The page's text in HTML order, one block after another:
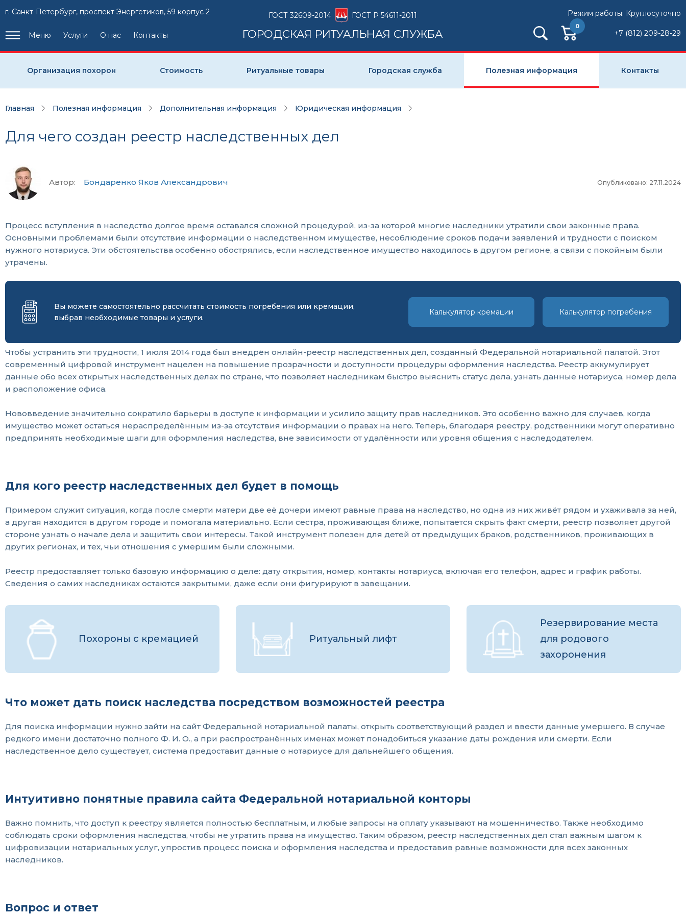
г. Санкт-Петербург, проспект Энергетиков, 59 корпус 2
Меню Услуги О нас Контакты
ГОСТ 32609-2014 ГОСТ Р 54611-2011
ГОРОДСКАЯ РИТУАЛЬНАЯ СЛУЖБА
Режим работы: Круглосуточно
0
+7 (812) 209-28-29
Организация похорон Стоимость Ритуальные товары Городская служба Полезная информация Контакты
Главная Полезная информация Дополнительная информация Юридическая информация
Для чего создан реестр наследственных дел
Автор: Бондаренко Яков Александрович Опубликовано: 27.11.2024
Процесс вступления в наследство долгое время оставался сложной процедурой, из-за которой многие наследники утратили свои законные права.
Основными проблемами были отсутствие информации о наследственном имуществе, несоблюдение сроков подачи заявлений и трудности с поиском
нужного нотариуса. Эти обстоятельства особенно обострялись, если наследственное имущество находилось в другом регионе, а связи с покойным были
утрачены.
Вы можете самостоятельно рассчитать стоимость погребения или кремации,
выбрав необходимые товары и услуги.
Калькулятор кремации Калькулятор погребения
Чтобы устранить эти трудности, 1 июля 2014 года был внедрён онлайн-реестр наследственных дел, созданный Федеральной нотариальной палатой. Этот
современный цифровой инструмент нацелен на повышение прозрачности и доступности процедуры оформления наследства. Реестр аккумулирует
данные обо всех открытых наследственных делах по стране, что позволяет наследникам быстро выяснить статус дела, узнать данные нотариуса, номер дела
и расположение офиса.
Нововведение значительно сократило барьеры в доступе к информации и усилило защиту прав наследников. Это особенно важно для случаев, когда
имущество может остаться нераспределённым из-за отсутствия информации о правах на него. Теперь, благодаря реестру, родственники могут оперативно
предпринять необходимые шаги для оформления наследства, вне зависимости от удалённости или уровня общения с наследодателем.
Для кого реестр наследственных дел будет в помощь
Примером служит ситуация, когда после смерти матери две её дочери имеют равные права на наследство, но одна из них живёт рядом и ухаживала за ней,
а другая находится в другом городе и помогала материально. Если сестра, проживающая ближе, попытается скрыть факт смерти, реестр позволяет другой
стороне узнать о начале дела и защитить свои интересы. Такой инструмент полезен для детей от предыдущих браков, родственников, проживающих в
других регионах, и тех, чьи отношения с умершим были сложными.
Реестр предоставляет только базовую информацию о деле: дату открытия, номер, контакты нотариуса, включая его телефон, адрес и график работы.
Сведения о самих наследниках остаются закрытыми, даже если они фигурируют в завещании.
Похороны с кремацией Ритуальный лифт
Резервирование места
для родового
захоронения
Что может дать поиск наследства посредством возможностей реестра
Для поиска информации нужно зайти на сайт Федеральной нотариальной палаты, открыть соответствующий раздел и ввести данные умершего. В случае
редкого имени достаточно полного Ф. И. О., а при распространённых именах может понадобиться указание даты рождения или смерти. Если
наследственное дело существует, система предоставит данные о нотариусе для дальнейшего общения.
Интуитивно понятные правила сайта Федеральной нотариальной конторы
Важно помнить, что доступ к реестру является полностью бесплатным, и любые запросы на оплату указывают на мошенничество. Также необходимо
соблюдать сроки оформления наследства, чтобы не утратить права на имущество. Таким образом, реестр наследственных дел стал важным шагом к
цифровизации нотариальных услуг, упростив процесс поиска и оформления наследства и предоставив равные возможности для всех законных
наследников.
Вопрос и ответ